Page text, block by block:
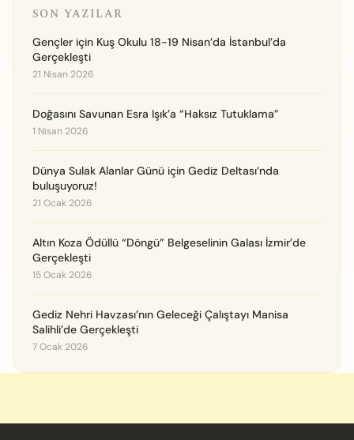
SON YAZILAR
Gençler için Kuş Okulu 18-19 Nisan’da İstanbul’da
Gerçekleşti
21 Nisan 2026
Doğasını Savunan Esra Işık’a “Haksız Tutuklama”
1 Nisan 2026
Dünya Sulak Alanlar Günü için Gediz Deltası’nda
buluşuyoruz!
21 Ocak 2026
Altın Koza Ödüllü “Döngü” Belgeselinin Galası İzmir’de
Gerçekleşti
15 Ocak 2026
Gediz Nehri Havzası’nın Geleceği Çalıştayı Manisa
Salihli’de Gerçekleşti
7 Ocak 2026